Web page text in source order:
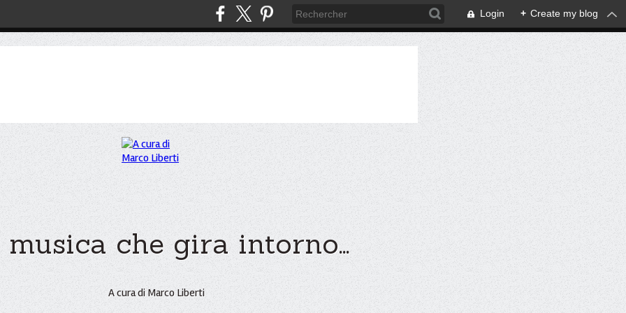
Login + Create my blog
che gira intorno...
A cura di Marco Liberti